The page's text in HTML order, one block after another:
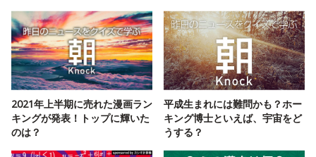
2021年上半期に売れた漫画ラン
キングが発表！トップに輝いた
のは？
平成生まれには難問かも？ホー
キング博士といえば、宇宙をど
うする？